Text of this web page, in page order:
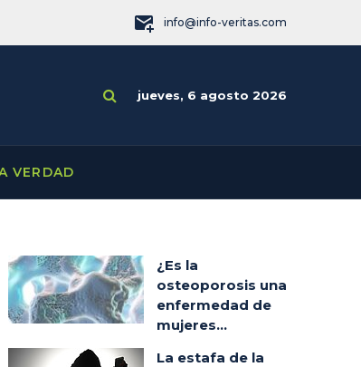
info@info-veritas.com
jueves, 6 agosto 2026
VERDAD
¿Es la
osteoporosis una
enfermedad de
mujeres...
La estafa de la